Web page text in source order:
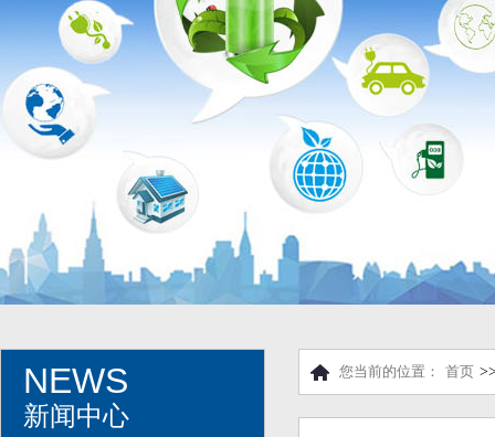
NEWS
新闻中心
您当前的位置： 首页